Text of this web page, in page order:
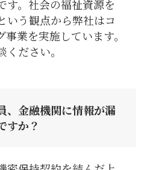
す。社会の福祉資源を
いう観点から弊社はコ
事業を実施しています。
ださい。
、金融機関に情報が漏
すか？